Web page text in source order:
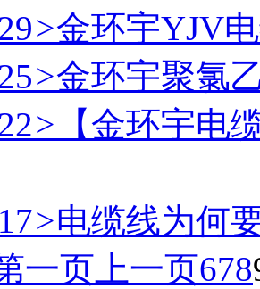
>金环宇YJV
>金环宇聚氯
> 【金环宇电
>电缆线为何
一页 上一页678